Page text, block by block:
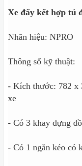
Xe đẩy kết hợp tủ
Nhãn hiệu: NPRO
Thông số kỹ thuật:
- Kích thước: 782 x
xe
- Có 3 khay đựng
- Có 1 ngăn kéo có